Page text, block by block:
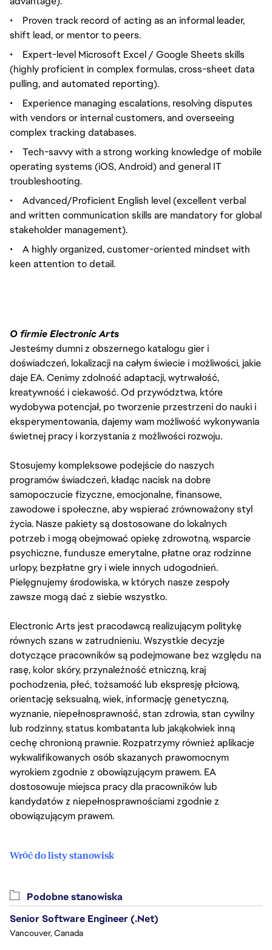
•
Proven track record of acting as an informal leader,
shift lead, or mentor to peers.
•
Expert-level Microsoft Excel / Google Sheets skills
(highly proficient in complex formulas, cross-sheet data
pulling, and automated reporting).
•
Experience managing escalations, resolving disputes
with vendors or internal customers, and overseeing
complex tracking databases.
•
Tech-savvy with a strong working knowledge of mobile
operating systems (iOS, Android) and general IT
troubleshooting.
•
Advanced/Proficient English level (excellent verbal
and written communication skills are mandatory for global
stakeholder management).
•
A highly organized, customer-oriented mindset with
keen attention to detail.
O firmie Electronic Arts
Jesteśmy dumni z obszernego katalogu gier i
doświadczeń, lokalizacji na całym świecie i możliwości, jakie
daje EA. Cenimy zdolność adaptacji, wytrwałość,
kreatywność i ciekawość. Od przywództwa, które
wydobywa potencjał, po tworzenie przestrzeni do nauki i
eksperymentowania, dajemy wam możliwość wykonywania
świetnej pracy i korzystania z możliwości rozwoju.
Stosujemy kompleksowe podejście do naszych
programów świadczeń, kładąc nacisk na dobre
samopoczucie fizyczne, emocjonalne, finansowe,
zawodowe i społeczne, aby wspierać zrównoważony styl
życia. Nasze pakiety są dostosowane do lokalnych
potrzeb i mogą obejmować opiekę zdrowotną, wsparcie
psychiczne, fundusze emerytalne, płatne oraz rodzinne
urlopy, bezpłatne gry i wiele innych udogodnień.
Pielęgnujemy środowiska, w których nasze zespoły
zawsze mogą dać z siebie wszystko.
Electronic Arts jest pracodawcą realizującym politykę
równych szans w zatrudnieniu. Wszystkie decyzje
dotyczące pracowników są podejmowane bez względu na
rasę, kolor skóry, przynależność etniczną, kraj
pochodzenia, płeć, tożsamość lub ekspresję płciową,
orientację seksualną, wiek, informację genetyczną,
wyznanie, niepełnosprawność, stan zdrowia, stan cywilny
lub rodzinny, status kombatanta lub jakąkolwiek inną
cechę chronioną prawnie. Rozpatrzymy również aplikacje
wykwalifikowanych osób skazanych prawomocnym
wyrokiem zgodnie z obowiązującym prawem. EA
dostosowuje miejsca pracy dla pracowników lub
kandydatów z niepełnosprawnościami zgodnie z
obowiązującym prawem.
Wróć do listy stanowisk
Podobne stanowiska
Senior Software Engineer (.Net)
Vancouver, Canada